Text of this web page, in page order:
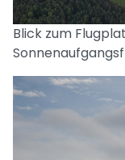
Blick zum